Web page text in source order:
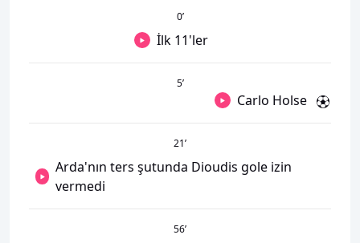
0’
İlk 11'ler
5’
Carlo Holse
21’
Arda'nın ters şutunda Dioudis gole izin
vermedi
56’